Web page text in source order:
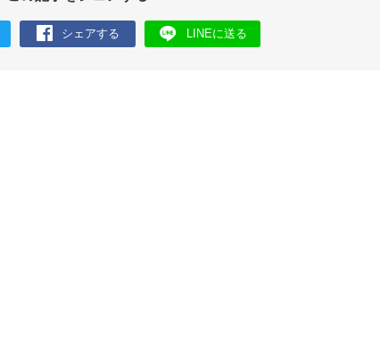
シェアする LINEに送る